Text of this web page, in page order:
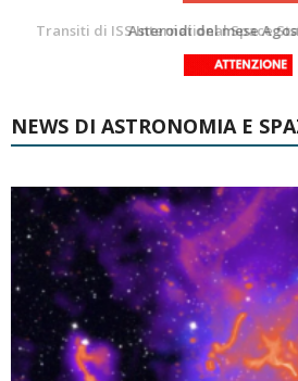
La Luna del Mese –
NEWS DI ASTRONOMIA E